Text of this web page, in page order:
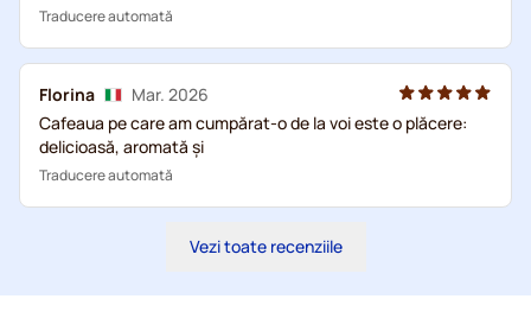
Traducere automată
Florina
Mar. 2026
Cafeaua pe care am cumpărat-o de la voi este o plăcere:
delicioasă, aromată și
Traducere automată
Vezi toate recenziile